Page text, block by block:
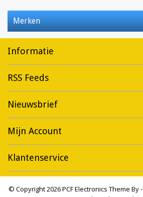
Merken
Informatie
RSS Feeds
Nieuwsbrief
Mijn Account
Klantenservice
© Copyright 2026 PCF Electronics Theme By -